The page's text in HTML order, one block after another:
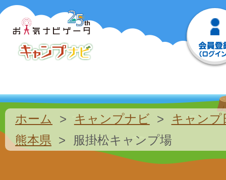
ホーム キャンプナビ
キャンプ
熊本県
服掛松キャンプ場